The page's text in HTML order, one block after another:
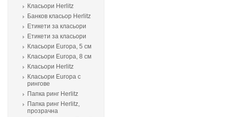
Класьори Herlitz
Банков класьор Herlitz
Етикети за класьори
Етикети за класьори
Класьори Europa, 5 см
Класьори Europa, 8 см
Класьори Herlitz
Класьори Europa с
рингове
Папка ринг Herlitz
Папка ринг Herlitz,
прозрачна